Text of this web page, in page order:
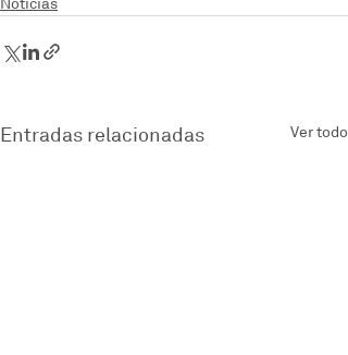
Entradas relacionadas Ver todo